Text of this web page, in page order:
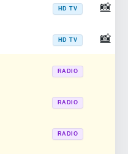
HD TV 📸
HD TV 📸
RADIO
RADIO
RADIO